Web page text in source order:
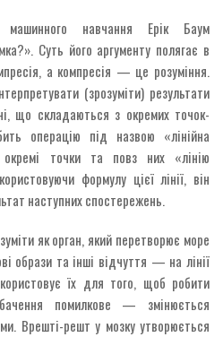
навчання Ерік Баум
Суть його аргументу полягає в
а компресія — це розуміння.
(зрозуміти) результати
що складаються з окремих точок-
операцію під назвою «лінійна
окремі точки та повз них «лінію
формулу цієї лінії, він
наступних спостережень.
як орган, який перетворює море
образи та інші відчуття — на лінії
їх для того, щоб робити
помилкове — змінюється
Врешті-решт у мозку утворюється